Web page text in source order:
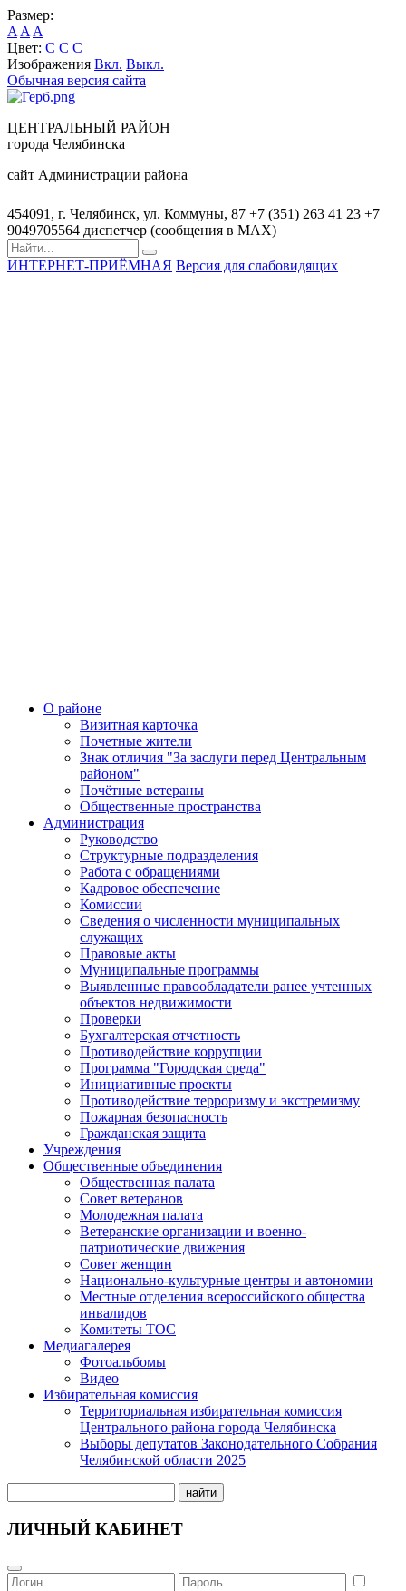
Размер:
A A A
Цвет: C C C
Изображения Вкл. Выкл.
Обычная версия сайта
ЦЕНТРАЛЬНЫЙ РАЙОН
города Челябинска
сайт Администрации района
454091, г. Челябинск, ул. Коммуны, 87 +7 (351) 263 41 23 +7
9049705564 диспетчер (сообщения в MAX)
ИНТЕРНЕТ-ПРИЁМНАЯ Версия для слабовидящих
О районе
Визитная карточка
Почетные жители
Знак отличия "За заслуги перед Центральным
районом"
Почётные ветераны
Общественные пространства
Администрация
Руководство
Структурные подразделения
Работа с обращениями
Кадровое обеспечение
Комиссии
Сведения о численности муниципальных
служащих
Правовые акты
Муниципальные программы
Выявленные правообладатели ранее учтенных
объектов недвижимости
Проверки
Бухгалтерская отчетность
Противодействие коррупции
Программа "Городская среда"
Инициативные проекты
Противодействие терроризму и экстремизму
Пожарная безопасность
Гражданская защита
Учреждения
Общественные объединения
Общественная палата
Совет ветеранов
Молодежная палата
Ветеранские организации и военно-
патриотические движения
Совет женщин
Национально-культурные центры и автономии
Местные отделения всероссийского общества
инвалидов
Комитеты ТОС
Медиагалерея
Фотоальбомы
Видео
Избирательная комиссия
Территориальная избирательная комиссия
Центрального района города Челябинска
Выборы депутатов Законодательного Собрания
Челябинской области 2025
найти
ЛИЧНЫЙ КАБИНЕТ